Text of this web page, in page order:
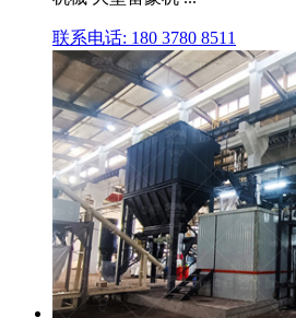
联系电话: 180 3780 8511